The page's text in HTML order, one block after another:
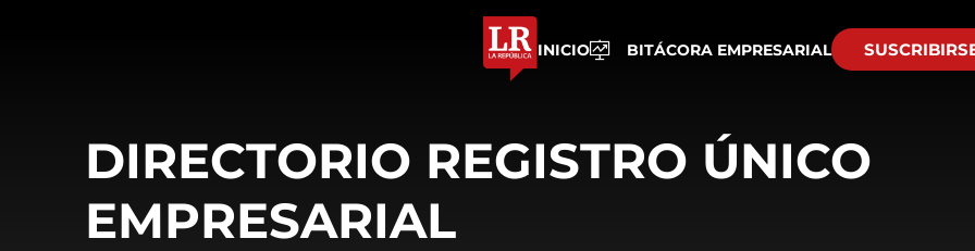
INICIO BITÁCORA EMPRESARIAL
DIRECTORIO REGISTRO ÚNICO
EMPRESARIAL